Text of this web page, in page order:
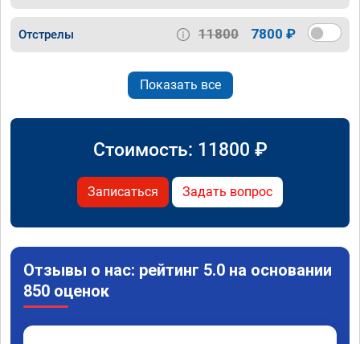
Отстрелы 11800 7800 ₽
Показать все
Стоимость: 11800 ₽
Записаться Задать вопрос
Отзывы о нас: рейтинг 5.0 на основании
850 оценок